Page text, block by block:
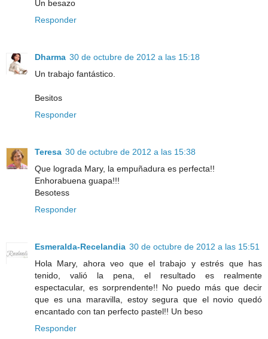
Un besazo
Responder
Dharma 30 de octubre de 2012 a las 15:18
Un trabajo fantástico.
Besitos
Responder
Teresa 30 de octubre de 2012 a las 15:38
Que lograda Mary, la empuñadura es perfecta!!
Enhorabuena guapa!!!
Besotess
Responder
Esmeralda-Recelandia 30 de octubre de 2012 a las 15:51
Hola Mary, ahora veo que el trabajo y estrés que has
tenido, valió la pena, el resultado es realmente
espectacular, es sorprendente!! No puedo más que decir
que es una maravilla, estoy segura que el novio quedó
encantado con tan perfecto pastel!! Un beso
Responder